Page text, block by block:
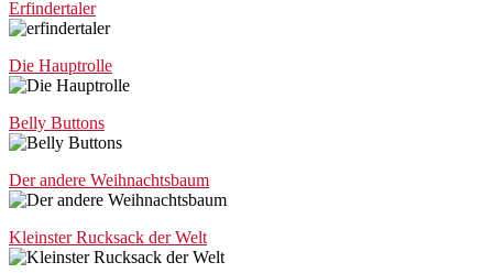
Erfindertaler
Die Hauptrolle
Belly Buttons
Der andere Weihnachtsbaum
Kleinster Rucksack der Welt